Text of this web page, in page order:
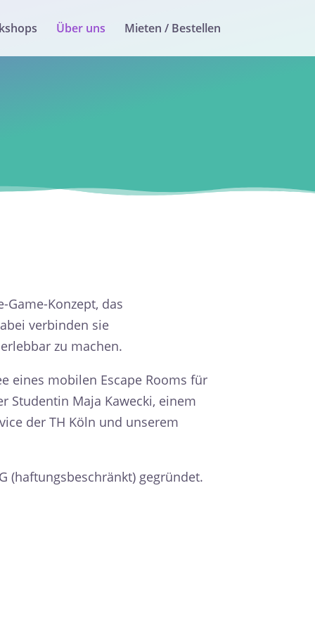
Über uns Mieten / Bestellen
Konzept, das
verbinden sie
zu machen.
eines mobilen Escape Rooms für
Studentin Maja Kawecki, einem
der TH Köln und unserem
(haftungsbeschränkt) gegründet.